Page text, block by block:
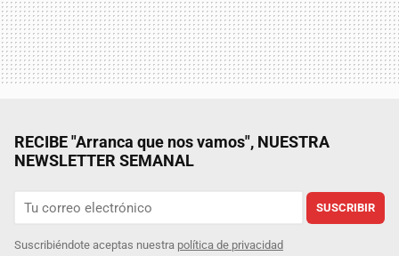
RECIBE "Arranca que nos vamos", NUESTRA
NEWSLETTER SEMANAL
SUSCRIBIR
Suscribiéndote aceptas nuestra política de privacidad